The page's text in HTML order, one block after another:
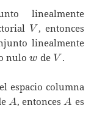
Gen(B)
linealmente
V
V , entonces
linealmente
nulow
w de V
V .
espacio columna
A
A, entoncesA
A es